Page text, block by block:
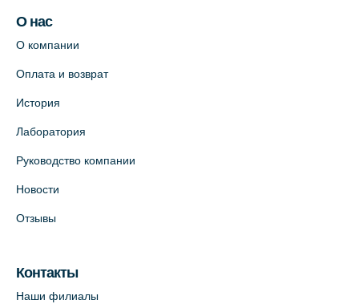
О нас
О компании
Оплата и возврат
История
Лаборатория
Руководство компании
Новости
Отзывы
Контакты
Наши филиалы